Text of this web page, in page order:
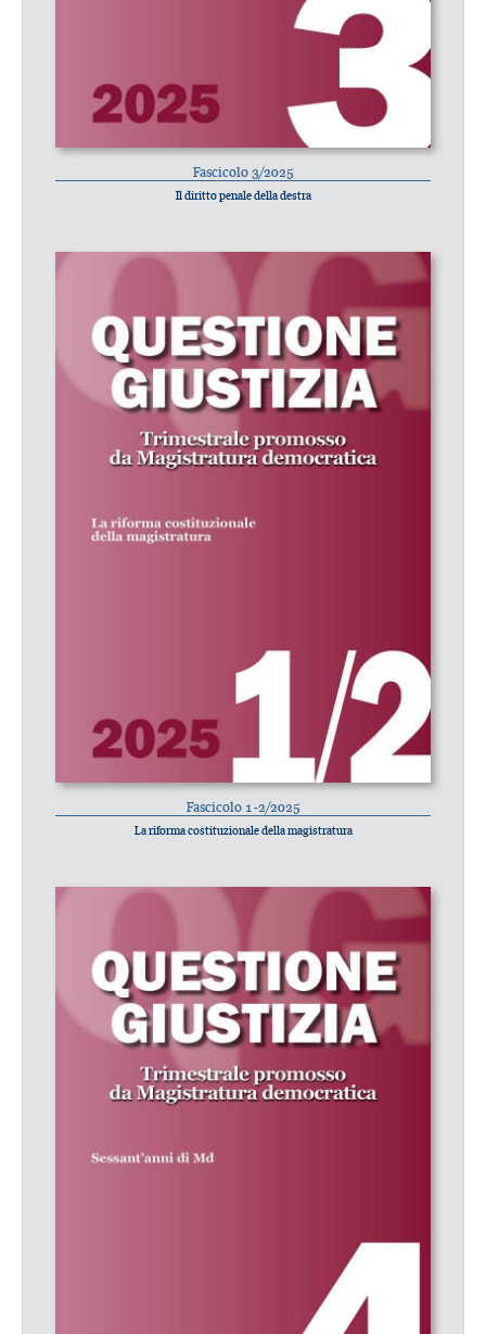
Fascicolo 3/2025
Il diritto penale della destra
Fascicolo 1-2/2025
La riforma costituzionale della magistratura